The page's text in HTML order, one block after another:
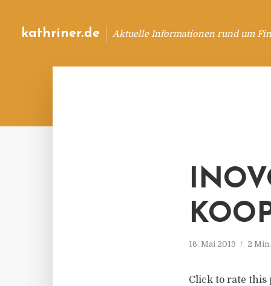
kathriner.de Aktuelle Informationen rund um
16. Mai 2019 2
Click to rate this